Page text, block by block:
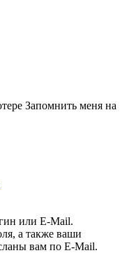
Запомнить меня на
или E-Mail.
а также ваши
вам по E-Mail.